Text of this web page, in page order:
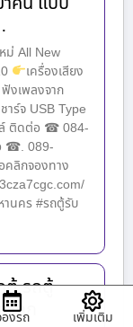
ม่ All New
เครื่องเสียง
งเพลงจาก
าร์จ USB Type
ล์ ติดต่อ ☎ 084-
☎. 089-
ลิกจองทาง
านคร #รถตู้รับ
ตู้ รถตู้
ถูก
งรถ เพิ่มเติม